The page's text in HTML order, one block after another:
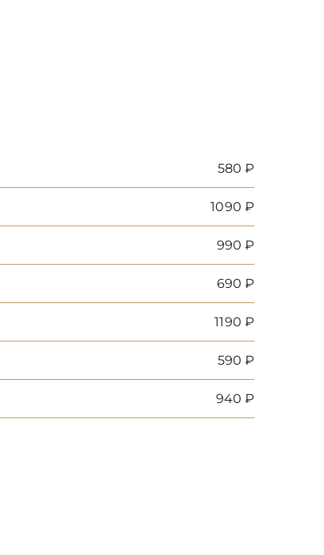
580 ₽
1090 ₽
990 ₽
690 ₽
1190 ₽
590 ₽
940 ₽